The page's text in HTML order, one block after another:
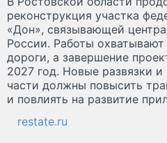
реконструкция участка
«Дон», связывающей
России. Работы
дороги, а завершение
2027 год. Новые развязки
части должны повысить
и повлиять на развитие
restate.ru